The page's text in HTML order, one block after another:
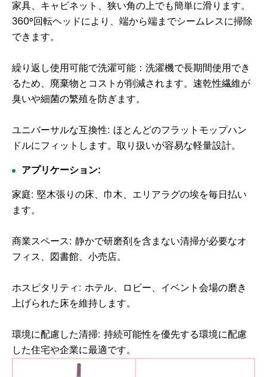
家具、キャビネット、狭い角の上でも簡単に滑ります。
360°回転ヘッドにより、端から端までシームレスに掃除
できます。
繰り返し使用可能で洗濯可能：洗濯機で長期間使用でき
るため、廃棄物とコストが削減されます。速乾性繊維が
臭いや細菌の繁殖を防ぎます。
ユニバーサルな互換性: ほとんどのフラットモップハン
ドルにフィットします。取り扱いが容易な軽量設計。
アプリケーション:
家庭: 堅木張りの床、巾木、エリアラグの埃を毎日払い
ます。
商業スペース: 静かで研磨剤を含まない清掃が必要なオ
フィス、図書館、小売店。
ホスピタリティ: ホテル、ロビー、イベント会場の磨き
上げられた床を維持します。
環境に配慮した清掃: 持続可能性を優先する環境に配慮
した住宅や企業に最適です。